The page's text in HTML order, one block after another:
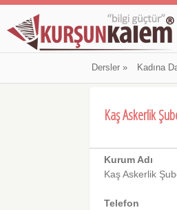
Dersler» Kadına
Kaş Askerlik
Kurum Adı
Kaş Askerlik
Telefon